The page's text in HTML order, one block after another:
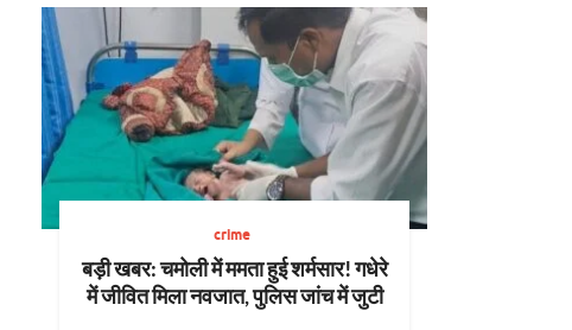
crime
बड़ी खबर: चमोली में ममता हुई शर्मसार! गधेरे
में जीवित मिला नवजात, पुलिस जांच में जुटी